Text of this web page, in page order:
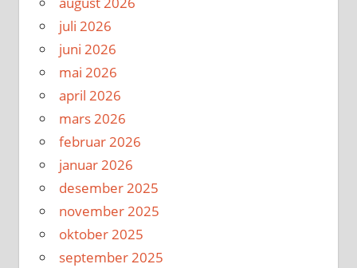
juli 2026
juni 2026
mai 2026
april 2026
mars 2026
februar 2026
januar 2026
desember 2025
november 2025
oktober 2025
september 2025